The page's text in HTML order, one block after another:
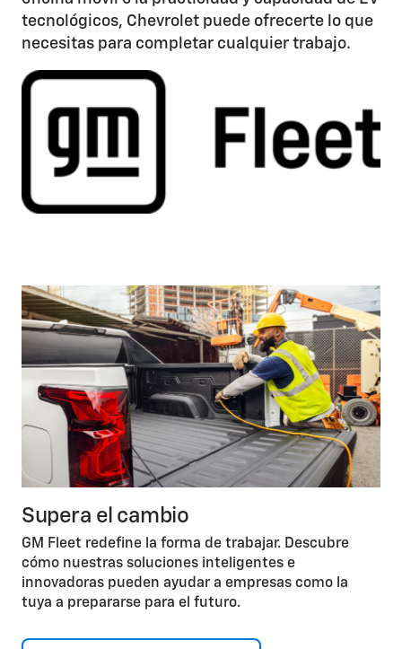
tecnológicos, Chevrolet puede ofrecerte lo que
necesitas para completar cualquier trabajo.
Supera el cambio
GM Fleet redefine la forma de trabajar. Descubre
cómo nuestras soluciones inteligentes e
innovadoras pueden ayudar a empresas como la
tuya a prepararse para el futuro.